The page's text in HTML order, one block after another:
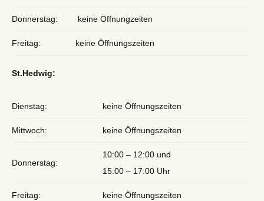
Donnerstag: keine Öffnungzeiten
Freitag: keine Öffnungszeiten
St.Hedwig:
Dienstag: keine Öffnungszeiten
Mittwoch: keine Öffnungszeiten
Donnerstag:
10:00 – 12:00 und
15:00 – 17:00 Uhr
Freitag: keine Öffnungszeiten